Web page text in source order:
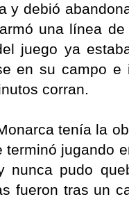
y debió
una línea
juego ya
en su campo
corran.
tenía la
terminó jugando
nunca pudo
fueron tras un